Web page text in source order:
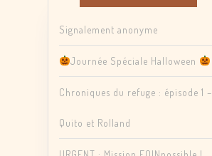
Signalement anonyme
Journée Spéciale Halloween
Chroniques du refuge : épisode 1 –
Quito et Rolland